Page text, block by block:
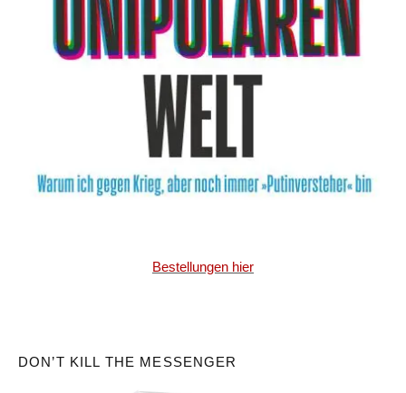
Bestellungen hier
DON’T KILL THE MESSENGER